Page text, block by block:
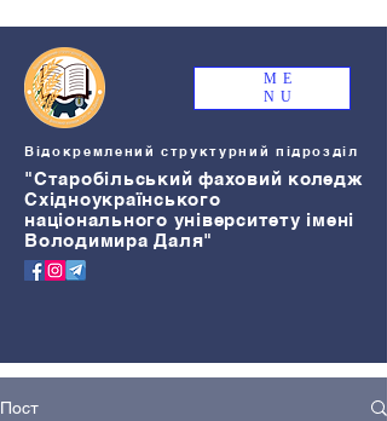
ME
NU
Відокремлений структурний підрозділ
"Старобільський фаховий коледж
Східноукраїнського
національного університету імені
Володимира Даля"
Пост